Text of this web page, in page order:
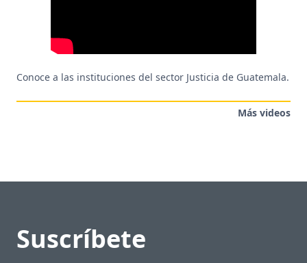
Conoce a las instituciones del sector Justicia de Guatemala.
Más videos
Suscríbete